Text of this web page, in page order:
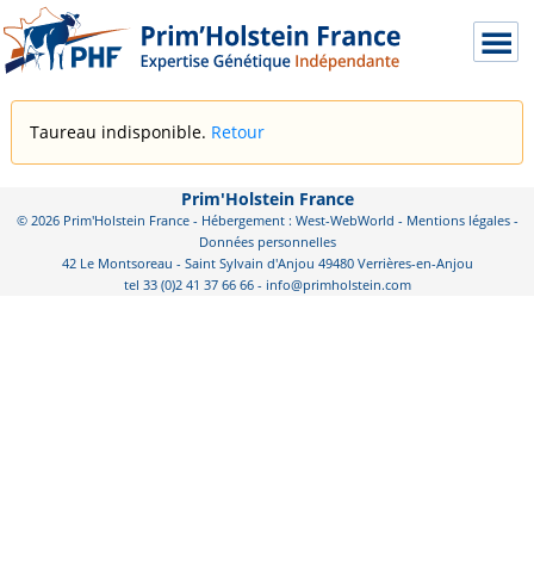
Taureau indisponible. Retour
Prim'Holstein France
© 2026 Prim'Holstein France - Hébergement : West-WebWorld - Mentions légales-
Données personnelles
42 Le Montsoreau - Saint Sylvain d'Anjou 49480 Verrières-en-Anjou
tel 33 (0)2 41 37 66 66 - info@primholstein.com